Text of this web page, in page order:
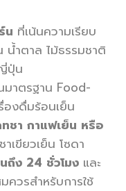
น ที่เน้นความเรียบ
น้ำตาล ไม้ธรรมชาติ
ปุ่น
มาตรฐาน Food-
องดื่มร้อนเย็น
ทชา กาแฟเย็น หรือ
าเขียวเย็น โซดา
ถึง 24 ชั่วโมง และ
วรสำหรับการใช้